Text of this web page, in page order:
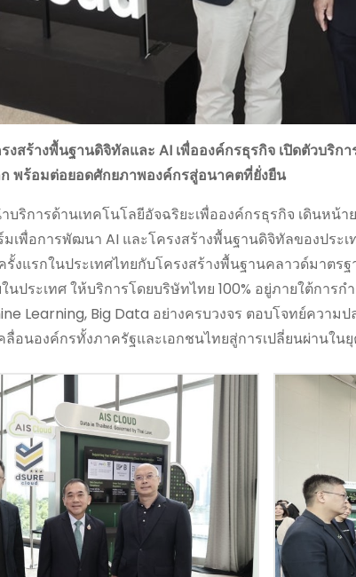
งสร้างพื้นฐานดิจิทัลและ AI เพื่อองค์กรธุรกิจ เปิดตัวบริกา
พร้อมต่อยอดศักยภาพองค์กรสู่อนาคตที่ยั่งยืน
บริการด้านเทคโนโลยีอัจฉริยะเพื่อองค์กรธุรกิจ เดินหน้
เพื่อการพัฒนา AI และโครงสร้างพื้นฐานดิจิทัลของประเ
รั้งแรกในประเทศไทยกับโครงสร้างพื้นฐานคลาวด์มาตร
นประเทศ ให้บริการโดยบริษัทไทย 100% อยู่ภายใต้การ
Learning, Big Data อย่างครบวงจร ตอบโจทย์ควา
ลื่อนองค์กรทั้งภาครัฐและเอกชนไทยสู่การเปลี่ยนผ่านใน